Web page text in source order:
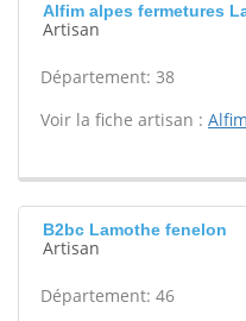
Alfim alpes fermetures
Artisan
Département: 38
Voir la fiche artisan :
B2bc Lamothe fenelon
Artisan
Département: 46